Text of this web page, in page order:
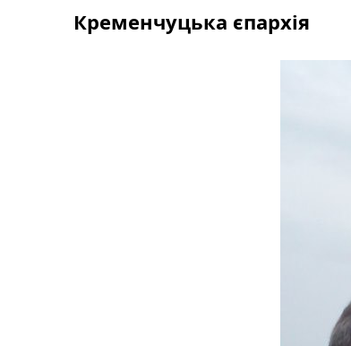
Кременчуцька єпархія